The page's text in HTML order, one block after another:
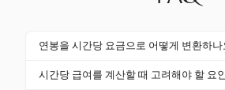
연봉을 시간당 요금으로 어떻게 변환하나
연봉을 시간당 요금으로 변환하려면
시간당 급여를 계산할 때 고려해야 할 요